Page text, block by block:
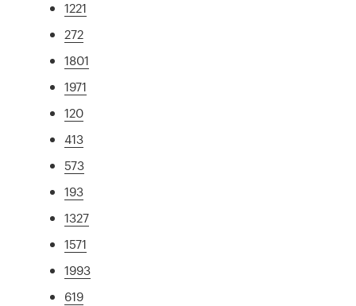
1221
272
1801
1971
120
413
573
193
1327
1571
1993
619